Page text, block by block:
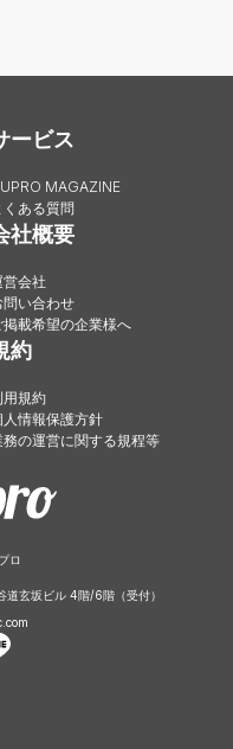
ービス
MAGAZINE
くある質問
社概要
営会社
問い合わせ
掲載希望の企業様へ
約
用規約
人情報保護方針
務の運営に関する規程等
ロ
玄坂ビル 4階/6階（受付）